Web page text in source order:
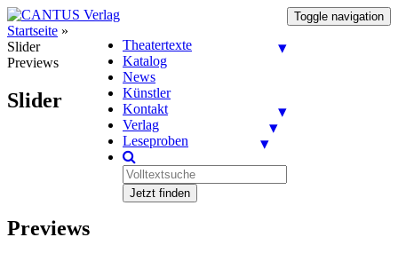
Toggle navigation
Theatertexte
Katalog
News
Künstler
Kontakt
Verlag
Leseproben
Jetzt finden
Startseite »
Slider
Previews
Slider
Previews